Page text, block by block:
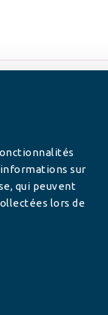
sur
qui peuvent
lors de